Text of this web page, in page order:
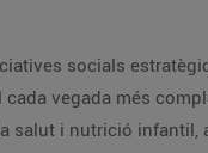
socials
vegada més
i nutrició infantil,